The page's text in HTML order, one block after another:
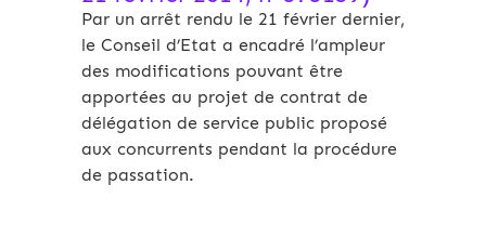
Par un arrêt rendu le 21 février dernier,
le Conseil d’Etat a encadré l’ampleur
des modifications pouvant être
apportées au projet de contrat de
délégation de service public proposé
aux concurrents pendant la procédure
de passation.